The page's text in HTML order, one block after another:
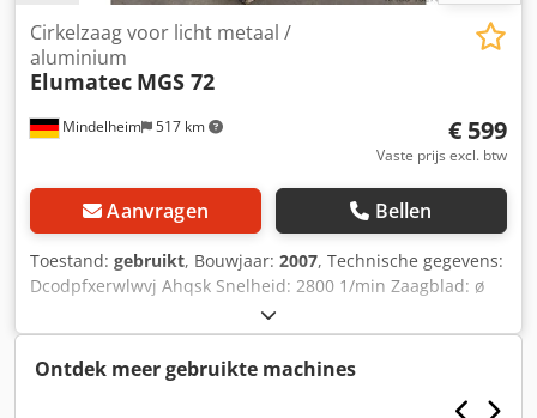
Mindelheim 517 km
Cirkelzaag voor licht metaal /
aluminium
Elumatec MGS 72
€ 599
Vaste prijs excl. btw
Aanvragen Bellen
Toestand: gebruikt, Bouwjaar: 2007, Technische gegevens:
Dcodpfxerwlwvj Ahqsk Snelheid: 2800 1/min Zaagblad: ø
380 mm Motorvermogen: 3000 W Rollenbaan, ca.: 128 mm
Gewicht, ongeveer: 200 kg Afmetingen (BxDxH), ca.: 1760 x
800 x 1680 mm
Ontdek meer gebruikte machines